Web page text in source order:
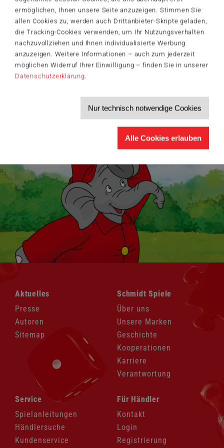
ermöglichen, Ihnen unsere Seite anzuzeigen. Stimmen Sie
allen Cookies zu, werden auch Drittanbieter-Skripte geladen,
die Tracking-Cookies verwenden, um Ihr Nutzungsverhalten
nachzuvollziehen und Ihnen individualisierte Werbung
anzuzeigen. Weitere Informationen – auch zum jederzeit
möglichen Widerruf Ihrer Einwilligung – finden Sie in unserer
Datenschutzerklärung.
Nur technisch notwendige Cookies
Alle Cookies erlauben
Bleiben Sie auf dem Laufenden zu Neuheiten, Trends und aktuellen
Themen rund um Schmidt® Spiele – und sichern Sie sich einen
Willkommensgutschein in Höhe von 5€ für Ihren nächsten Einkauf im
Schmidt-Spiele-Shop.
Produktneuheiten und Sortimentserweiterungen
Aktuelle Themen und Trends aus der Spielewelt
Informationen zu Veranstaltungen und Aktionen
Service-Informationen, z.B. zur Ersatzteilversorgung
überspringen
Aktuelles
Presse
Autoren
Sitemap
Navigation
überspringen
Schmidt Spiele
Über uns
Unsere Marken
Geschichte
Kooperationen
Karriere
Verantwortung
Navigation
überspringen
Service
Spielanleitungen
Händlersuche
Kundenservice
Navigation
überspringen
Für Händler
Kontakt
Login
Registrierung